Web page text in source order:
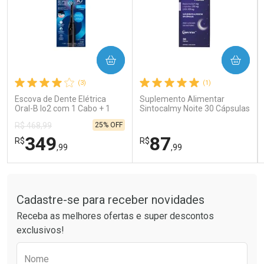
Comprar sem Desconto
Por R$ 41,99/cada
Comprar sem Desconto
Por R$ 41,99/cada
Comprar sem Desconto
Por R$ 121,90/cada
Comprar sem Desconto
Por R$ 121,90/cada
(3)
Escova de Dente Elétrica
Oral-B Io2 com 1 Cabo + 1
R$ 468,99
R$349,99
25% OFF
COMPRAR
Laboratório
Por Menos
(1)
Suplemento Alimentar
Sintocalmy Noite 30 Cápsulas
R$87,99
COMPRAR
Laboratório
Por Menos
Cadastre-se para receber novidades
Receba as melhores ofertas e super descontos
exclusivos!
Nome